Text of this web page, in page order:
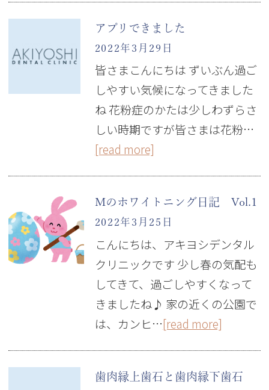
アプリできました
2022年3月29日
皆さまこんにちは ずいぶん過ご
しやすい気候になってきました
ね 花粉症のかたは少しわずらさ
しい時期ですが皆さまは花粉…
[read more]
Mのホワイトニング日記 Vol.1
2022年3月25日
こんにちは、アキヨシデンタル
クリニックです 少し春の気配も
してきて、過ごしやすくなって
きましたね♪ 家の近くの公園で
は、カンヒ…[read more]
歯肉縁上歯石と歯肉縁下歯石